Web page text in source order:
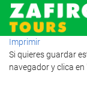
Imprimir
Si quieres guardar
navegador y clica en